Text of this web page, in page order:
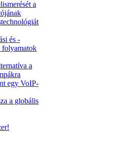
a
és -
folyamatok
a
egy VoIP-
a globális